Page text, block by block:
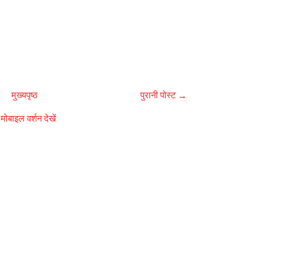
पुरानी पोस्ट →
मुख्यपृष्ठ
मोबाइल वर्शन देखें